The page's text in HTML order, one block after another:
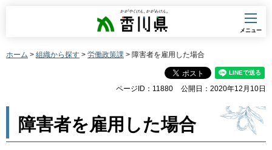
香川県
メニュー
ホーム > 組織から探す > 労働政策課 > 障害者を雇用した場合
ページID：11880 公開日：2020年12月10日
障害者を雇用した場合